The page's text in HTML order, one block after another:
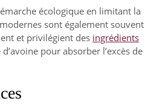
écologique en limitant la
sont également souvent
et privilégient des ingrédients
pour absorber l’excès de